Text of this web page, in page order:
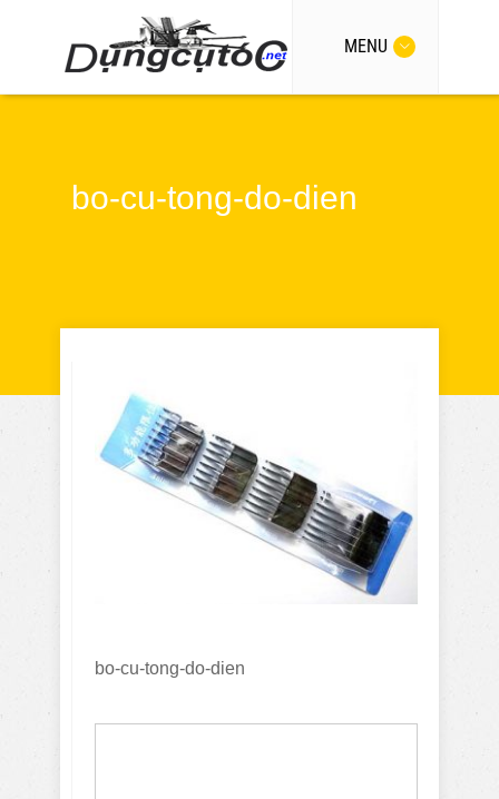
MENU
bo-cu-tong-do-dien
bo-cu-tong-do-dien